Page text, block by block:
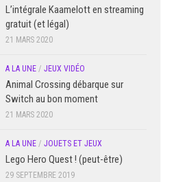
L’intégrale Kaamelott en streaming
gratuit (et légal)
21 MARS 2020
A LA UNE / JEUX VIDÉO
Animal Crossing débarque sur
Switch au bon moment
21 MARS 2020
A LA UNE / JOUETS ET JEUX
Lego Hero Quest ! (peut-être)
29 SEPTEMBRE 2019